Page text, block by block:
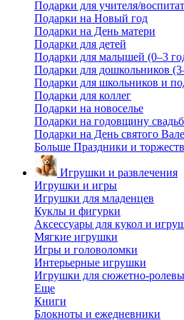
Подарки для учителя/
Подарки на Новый год
Подарки на День матери
Подарки для детей
Подарки для малышей (0–3
Подарки для дошкольников
Подарки для школьников и
Подарки для коллег
Подарки на новоселье
Подарки на годовщину
Подарки на День святого
Больше Праздники и
Игрушки и развлечения
Игрушки и игры
Игрушки для младенцев
Куклы и фигурки
Аксессуары для кукол и
Мягкие игрушки
Игры и головоломки
Интерьерные игрушки
Игрушки для сюжетно-
Еще
Книги
Блокноты и ежедневники